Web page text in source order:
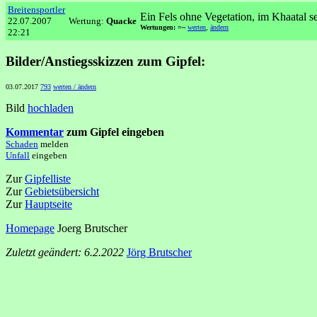
Breitensportler
22.07.2007
22:21
Wertung: Quacke Ein Fels ohne Vegetation, im Khaatal
Wertungen: =~ werten, ändern
Bilder/Anstiegsskizzen zum Gipfel:
03.07.2017 793 werten / ändern
Bild hochladen
Kommentar zum Gipfel eingeben
Schaden melden
Unfall eingeben
ZurGipfelliste
ZurGebietsübersicht
ZurHauptseite
Homepage Joerg Brutscher
Zuletzt geändert: 6.2.2022 Jörg Brutscher